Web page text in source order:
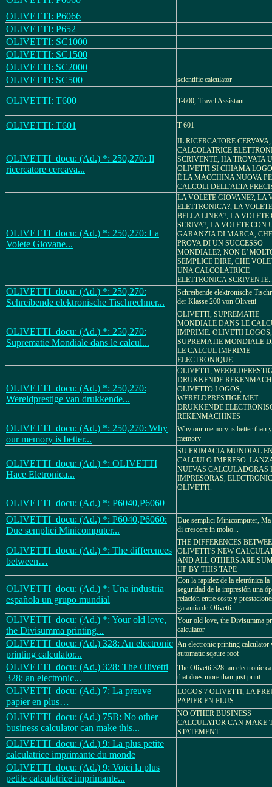
OLIVETTI: P6066
OLIVETTI: P652
OLIVETTI: SC1000
OLIVETTI: SC1500
OLIVETTI: SC2000
OLIVETTI: SC500
scientific calculator
OLIVETTI: T600 T-600, Travel Assistant
OLIVETTI: T601 T-601
OLIVETTI_docu: (Ad.) *: 250,270: Il
ricercatore cercava...
IL RICERCATORE
CALCOLATRICE
SCRIVENTE, HA TROVATA
OLIVETTI SI CHIAMA
É LA MACCHINA NUOVA
CALCOLI DELL'ALTA
OLIVETTI_docu: (Ad.) *: 250,270: La
Volete Giovane...
LA VOLETE GIOVANE?, LA
ELETTRONICA?, LA
BELLA LINEA?, LA VOLETE
SCRIVA?, LA VOLETE CON
GARANZIA DI MARCA, CHE
PROVA DI UN SUCCESSO
MONDIALE?, NON E’
SEMPLICE DIRE, CHE
UNA CALCOLATRICE
ELETTRONICA
OLIVETTI_docu: (Ad.) *: 250,270:
Schreibende elektronische Tischrechner...
Schreibende elektronische
der Klasse 200 von Olivetti
OLIVETTI_docu: (Ad.) *: 250,270:
Suprematie Mondiale dans le calcul...
OLIVETTI, SUPREMATIE
MONDIALE DANS LE
IMPRIME. OLIVETII LOGOS,
SUPREMATIE MONDIALE
LE CALCUL IMPRIME
ELECTRONIQUE
OLIVETTI_docu: (Ad.) *: 250,270:
Wereldprestige van drukkende...
OLIVETTI,
DRUKKENDE
OLIVETTO LOGOS,
WERELDPRESTIGE MET
DRUKKENDE
REKENMACHINES
OLIVETTI_docu: (Ad.) *: 250,270: Why
our memory is better...
Why our memory is better than
memory
OLIVETTI_docu: (Ad.) *: OLIVETTI
Hace Eletronica...
SU PRIMACIA MUNDIAL
CALCULO IMPRESO.
NUEVAS CALCULADORAS
IMPRESORAS,
OLIVETTI.
OLIVETTI_docu: (Ad.) *: P6040,P6060
OLIVETTI_docu: (Ad.) *: P6040,P6060:
Due semplici Minicomputer...
Due semplici Minicomputer, Ma
di crescere in molto...
OLIVETTI_docu: (Ad.) *: The differences
between…
THE DIFFERENCES
OLIVETTI'S NEW
AND ALL OTHERS ARE
UP BY THIS TAPE
OLIVETTI_docu: (Ad.) *: Una industria
española un grupo mundial
Con la rapidez de la eletrónica la
seguridad de la impresión una
relación entre coste y
garantia de Olivetti.
OLIVETTI_docu: (Ad.) *: Your old love,
the Divisumma printing...
Your old love, the Divisumma
calculator
OLIVETTI_docu: (Ad.) 328: An electronic
printing calculator...
An electronic printing calculator
automatic sqaure root
OLIVETTI_docu: (Ad.) 328: The Olivetti
328: an electronic...
The Olivetti 328: an electronic
that does more than just print
OLIVETTI_docu: (Ad.) 7: La preuve
papier en plus…
LOGOS 7 OLIVETTI, LA
PAPIER EN PLUS
OLIVETTI_docu: (Ad.) 75B: No other
business calculator can make this...
NO OTHER BUSINESS
CALCULATOR CAN MAKE
STATEMENT
OLIVETTI_docu: (Ad.) 9: La plus petite
calculatrice imprimante du monde
OLIVETTI_docu: (Ad.) 9: Voici la plus
petite calculatrice imprimante...